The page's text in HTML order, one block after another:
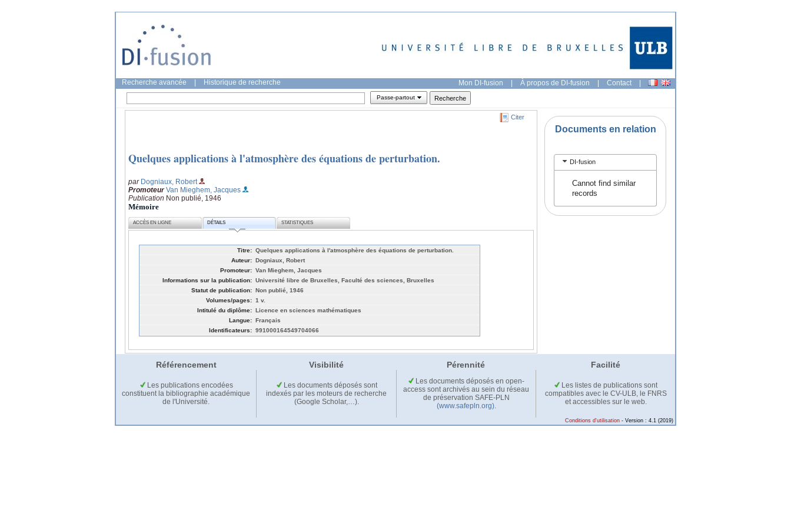
Recherche avancée Historique de recherche Mon DI-fusion | À propos de DI-fusion | Contact |
Passe-partout
Citer
Quelques applications à l'atmosphère des équations de perturbation.
par Dogniaux, Robert
Promoteur Van Mieghem, Jacques
Publication Non publié, 1946
Mémoire
ACCÈS EN LIGNE DÉTAILS STATISTIQUES
Titre: Quelques applications à l'atmosphère des équations de perturbation.
Auteur: Dogniaux, Robert
Promoteur: Van Mieghem, Jacques
Informations sur la publication: Université libre de Bruxelles, Faculté des sciences, Bruxelles
Statut de publication: Non publié, 1946
Volumes/pages: 1 v.
Intitulé du diplôme: Licence en sciences mathématiques
Langue: Français
Identificateurs: 991000164549704066
Documents en relation
DI-fusion
Cannot find similar
records
Référencement Visibilité Pérennité Facilité
Les publications encodées
constituent la bibliographie académique
de l'Université.
Les documents déposés sont
indexés par les moteurs de recherche
(Google Scholar,…).
Les documents déposés en open-
access sont archivés au sein du réseau
de préservation SAFE-PLN
(www.safepln.org).
Les listes de publications sont
compatibles avec le CV-ULB, le FNRS
et accessibles sur le web.
Conditions d'utilisation - Version : 4.1 (2019)